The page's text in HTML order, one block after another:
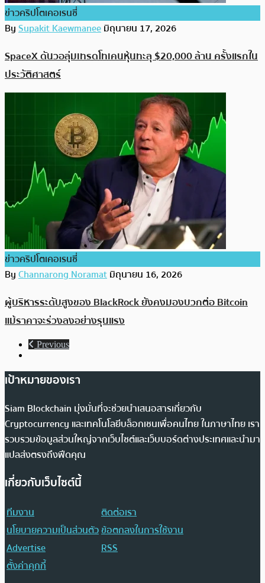
ข่าวคริปโตเคอเรนซี่
BySupakit Kaewmaneeมิถุนายน 17, 2026
SpaceX ดันวอลุ่มเทรดโทเคนหุ้นทะลุ $20,000 ล้าน ครั้งแรกใน
ประวัติศาสตร์
ข่าวคริปโตเคอเรนซี่
ByChannarong Noramatมิถุนายน 16, 2026
ผู้บริหารระดับสูงของ BlackRock ยังคงมองบวกต่อ Bitcoin
แม้ราคาจะร่วงลงอย่างรุนแรง
Previous
เป้าหมายของเรา
Siam Blockchain มุ่งมั่นที่จะช่วยนำเสนอสารเกี่ยวกับ
Cryptocurrency และเทคโนโลยีบล็อกเชนเพื่อคนไทย ในภาษาไทย เรา
รวบรวมข้อมูลส่วนใหญ่จากเว็บไซต์และเว็บบอร์ดต่างประเทศและนำมา
แปลส่งตรงถึงฟีดคุณ
เกี่ยวกับเว็บไซต์นี้
ทีมงาน
ติดต่อเรา
นโยบายความเป็นส่วนตัวข้อตกลงในการใช้งาน
Advertise
RSS
ตั้งค่าคุกกี้